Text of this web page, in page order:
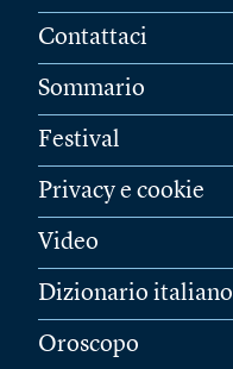
Contattaci
Sommario
Festival
Privacy e cookie
Video
Dizionario italiano
Oroscopo